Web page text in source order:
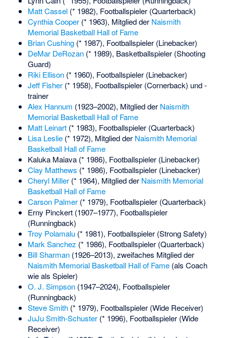
Matt Cassel(* 1982), Footballspieler (Quarterback)
Cynthia Cooper(* 1963), Mitglied der Naismith
Memorial Basketball Hall of Fame
Brian Cushing(* 1987), Footballspieler (Linebacker)
DeMar DeRozan(* 1989), Basketballspieler (Shooting
Guard)
Riki Ellison(* 1960), Footballspieler (Linebacker)
Jeff Fisher(* 1958), Footballspieler (Cornerback) und -
trainer
Alex Hannum (1923–2002), Mitglied der Naismith
Memorial Basketball Hall of Fame
Matt Leinart(* 1983), Footballspieler (Quarterback)
Lisa Leslie(* 1972), Mitglied der Naismith Memorial
Basketball Hall of Fame
Kaluka Maiava(* 1986), Footballspieler (Linebacker)
Clay Matthews (* 1986), Footballspieler (Linebacker)
Cheryl Miller(* 1964), Mitglied der Naismith Memorial
Basketball Hall of Fame
Carson Palmer(* 1979), Footballspieler (Quarterback)
Erny Pinckert(1907–1977), Footballspieler
(Runningback)
Troy Polamalu(* 1981), Footballspieler (Strong Safety)
Mark Sanchez (* 1986), Footballspieler (Quarterback)
Bill Sharman(1926–2013), zweifaches Mitglied der
Naismith Memorial Basketball Hall of Fame(als Coach
wie als Spieler)
O. J. Simpson(1947–2024), Footballspieler
(Runningback)
Steve Smith(* 1979), Footballspieler (Wide Receiver)
JuJu Smith-Schuster(* 1996), Footballspieler (Wide
Receiver)